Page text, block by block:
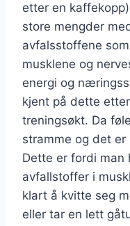
etter en
store mengder
avfalsstoffene
musklene og
energi og
kjent på dette
treningsøkt. Da
stramme og det er
Dette er fordi man
avfallstoffer i
klart å kvitte seg
eller tar en lett